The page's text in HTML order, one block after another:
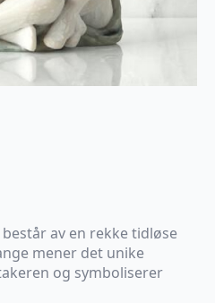
av en rekke tidløse
mener det unike
og symboliserer